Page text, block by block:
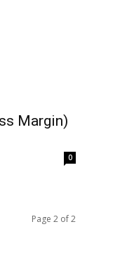
Margin)
0
Page 2 of 2